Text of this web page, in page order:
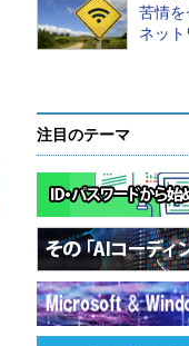
苦情
ネッ
注目のテーマ